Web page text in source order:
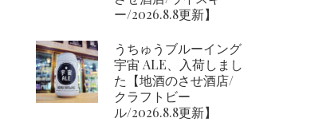
ー/2026.8.8更新】
うちゅうブルーイング
宇宙 ALE、入荷しまし
た【地酒のさせ酒店/
クラフトビー
ル/2026.8.8更新】